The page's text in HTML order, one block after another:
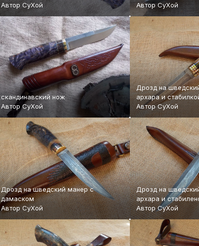
АвторСуХой
АвторСуХой
скандинавский нож
АвторСуХой
Дрозд на
архара и
АвторСуХой
Дрозд на шведский манер с
дамаском
АвторСуХой
Дрозд на
архара и
дамаском
АвторСуХой